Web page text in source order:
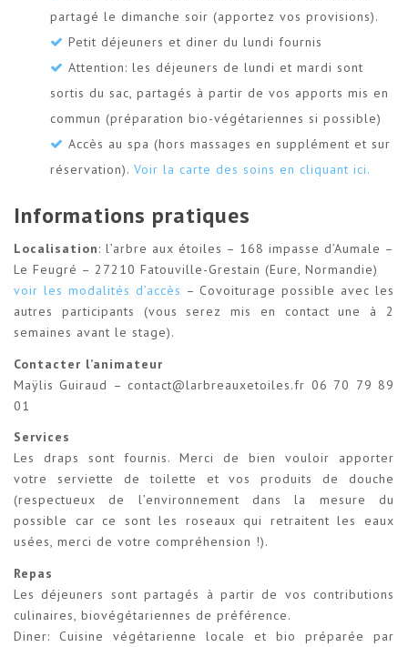
partagé le dimanche soir (apportez vos provisions).
Petit déjeuners et diner du lundi fournis
Attention: les déjeuners de lundi et mardi sont
sortis du sac, partagés à partir de vos apports mis en
commun (préparation bio-végétariennes si possible)
Accès au spa (hors massages en supplément et sur
réservation). Voir la carte des soins en cliquant ici.
Informations pratiques
Localisation: l’arbre aux étoiles – 168 impasse d’Aumale –
Le Feugré – 27210 Fatouville-Grestain (Eure, Normandie)
voir les modalités d’accès – Covoiturage possible avec les
autres participants (vous serez mis en contact une à 2
semaines avant le stage).
Contacter l’animateur
Maÿlis Guiraud – contact@larbreauxetoiles.fr 06 70 79 89
01
Services
Les draps sont fournis. Merci de bien vouloir apporter
votre serviette de toilette et vos produits de douche
(respectueux de l’environnement dans la mesure du
possible car ce sont les roseaux qui retraitent les eaux
usées, merci de votre compréhension !).
Repas
Les déjeuners sont partagés à partir de vos contributions
culinaires, biovégétariennes de préférence.
Diner: Cuisine végétarienne locale et bio préparée par